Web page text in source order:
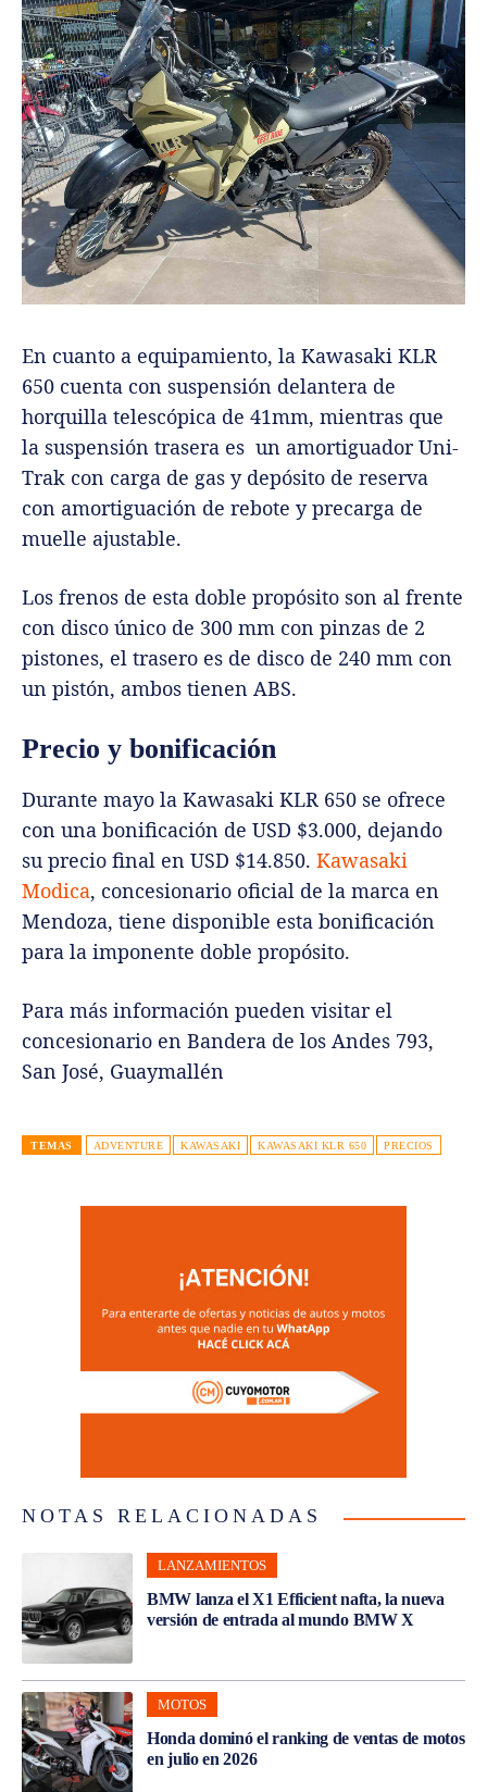
En cuanto a equipamiento, la Kawasaki KLR
650 cuenta con suspensión delantera de
horquilla telescópica de 41mm, mientras que
la suspensión trasera es un amortiguador Uni-
Trak con carga de gas y depósito de reserva
con amortiguación de rebote y precarga de
muelle ajustable.
Los frenos de esta doble propósito son al frente
con disco único de 300 mm con pinzas de 2
pistones, el trasero es de disco de 240 mm con
un pistón, ambos tienen ABS.
Precio y bonificación
Durante mayo la Kawasaki KLR 650 se ofrece
con una bonificación de USD $3.000, dejando
su precio final en USD $14.850. Kawasaki
Modica, concesionario oficial de la marca en
Mendoza, tiene disponible esta bonificación
para la imponente doble propósito.
Para más información pueden visitar el
concesionario en Bandera de los Andes 793,
San José, Guaymallén
TEMAS ADVENTURE KAWASAKI KAWASAKI KLR 650 PRECIOS
NOTAS RELACIONADAS
LANZAMIENTOS
BMW lanza el X1 Efficient nafta, la nueva
versión de entrada al mundo BMW X
MOTOS
Honda dominó el ranking de ventas de motos
en julio en 2026